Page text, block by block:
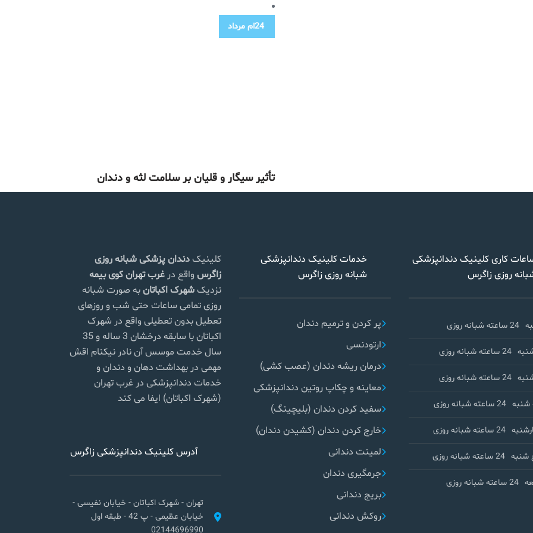
24ام مرداد
تأثیر سیگار و قلیان بر سلامت لثه و دندان
کلینیکدندان پزشکی شبانه روزی
زاگرس واقع در غرب تهرانکوی بیمه
نزدیکشهرک اکباتانبه صورت شبانه
روزی تمامی ساعات حتی شب و روزهای
تعطیل بدون تعطیلی واقع در شهرک
اکباتان با سابقه درخشان 3 ساله و 35
سال خدمت موسس آن نادر نیکنام اقش
مهمی در بهداشت دهان و دندان و
خدمات دندانپزشکی در غرب تهران
(شهرک اکباتان) ایفا می کند
آدرس کلینیک دندانپزشکی زاگرس
تهران - شهرک اکباتان - خیابان نفیسی -
خیابان عظیمی - پ 42 - طبقه اول
02144696990
خدمات کلینیک دندانپزشکی
شبانه روزی زاگرس
پر کردن و ترمیم دندان
ارتودنسی
درمان ریشه دندان (عصب کشی)
معاینه و چکاپ روتین دندانپزشکی
سفید کردن دندان (بلیچینگ)
خارج کردن دندان (کشیدن دندان)
لمینت دندانی
جرمگیری دندان
بریج دندانی
روکش دندانی
کاری کلینیک دندانپزشکی
روزی زاگرس
24 ساعته شبانه روزی
24 ساعته شبانه روزی
24 ساعته شبانه روزی
24 ساعته شبانه روزی
24 ساعته شبانه روزی
شنبه 24 ساعته شبانه روزی
24 ساعته شبانه روزی